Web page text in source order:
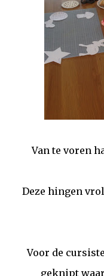
Van te voren
Deze hingen
Voor de
geknipt